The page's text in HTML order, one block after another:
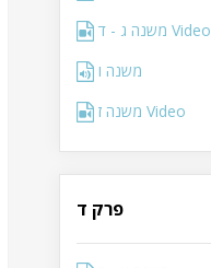
משנה ג - ד Video
משנה ו
משנה ז Video
פרק ד